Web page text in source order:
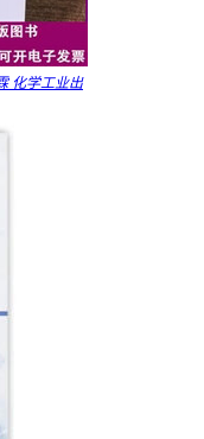
化学工业出